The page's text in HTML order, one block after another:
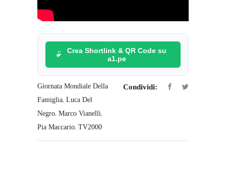
Crea Shortlink & QR Code su
a1.pe
Giornata Mondiale Della
Famiglia, Luca Del
Negro, Marco Vianelli,
Pia Maccario, TV2000
Condividi: